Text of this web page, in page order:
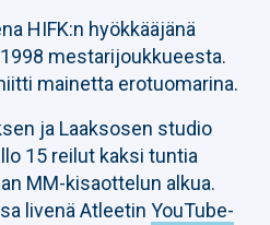
HIFK:n hyökkääjänä
mestarijoukkueesta.
mainetta erotuomarina.
ja Laaksosen studio
15 reilut kaksi tuntia
MM-kisaottelun alkua.
livenä Atleetin YouTube-